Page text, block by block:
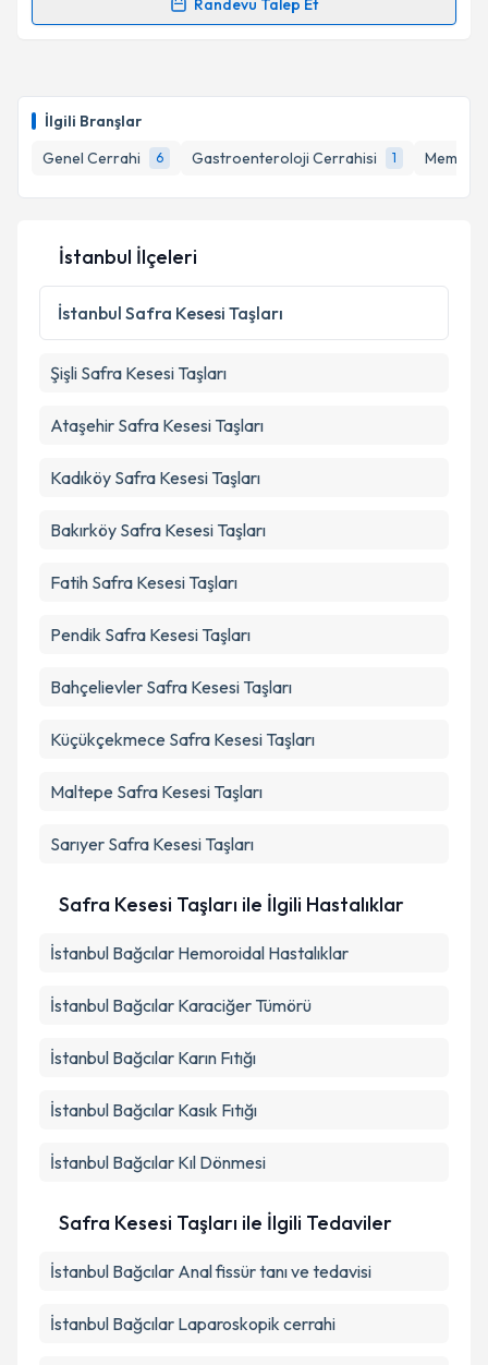
İlgili Branşlar
Genel Cerrahi
6 Gastroenteroloji Cerrahisi 1 Meme
Takvim Talebini Gönder
Randevu Talep Et
Randevu Takvimi Talebi
için bir takvim hazırlandığında e-posta ile
bilgilendireceğiz.
E-posta Adresiniz
Kişisel verilerimin işlenmesine ilişkin
Metni'ni okudum ve kişisel verilerimin belirtilen
Takvim Talebini Gönder
İstanbul İlçeleri
İstanbul Safra Kesesi Taşları
Şişli Safra Kesesi Taşları
Ataşehir Safra Kesesi Taşları
Kadıköy Safra Kesesi Taşları
Bakırköy Safra Kesesi Taşları
Fatih Safra Kesesi Taşları
Pendik Safra Kesesi Taşları
Bahçelievler Safra Kesesi Taşları
Küçükçekmece Safra Kesesi Taşları
Maltepe Safra Kesesi Taşları
Sarıyer Safra Kesesi Taşları
Safra Kesesi Taşları ile İlgili Hastalıklar
İstanbul Bağcılar Hemoroidal Hastalıklar
İstanbul Bağcılar Karaciğer Tümörü
İstanbul Bağcılar Karın Fıtığı
İstanbul Bağcılar Kasık Fıtığı
İstanbul Bağcılar Kıl Dönmesi
Safra Kesesi Taşları ile İlgili Tedaviler
İstanbul Bağcılar Anal fissür tanı ve tedavisi
İstanbul Bağcılar Laparoskopik cerrahi